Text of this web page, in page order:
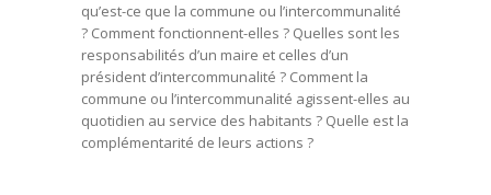
qu’est-ce que la commune ou l’intercommunalité
? Comment fonctionnent-elles ? Quelles sont les
responsabilités d’un maire et celles d’un
président d’intercommunalité ? Comment la
commune ou l’intercommunalité agissent-elles au
quotidien au service des habitants ? Quelle est la
complémentarité de leurs actions ?